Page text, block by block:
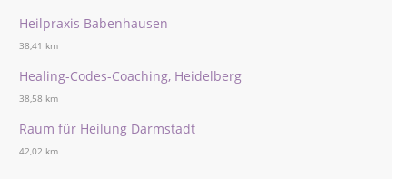
Heilpraxis Babenhausen
38,41 km
Healing-Codes-Coaching, Heidelberg
38,58 km
Raum für Heilung Darmstadt
42,02 km